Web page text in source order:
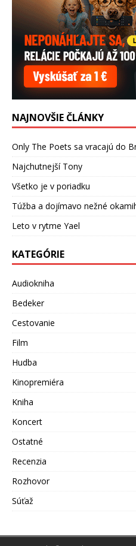
NAJNOVŠIE ČLÁNKY
Only The Poets sa vracajú do
Najchutnejší Tony
Všetko je v poriadku
Túžba a dojímavo nežné
Leto v rytme Yael
KATEGÓRIE
Audiokniha
Bedeker
Cestovanie
Film
Hudba
Kinopremiéra
Kniha
Koncert
Ostatné
Recenzia
Rozhovor
Súťaž